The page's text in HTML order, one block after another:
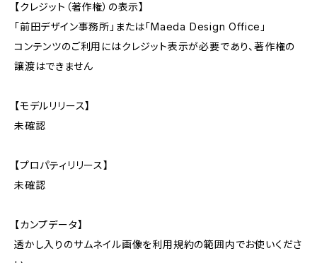
【クレジット（著作権）の表示】
「前田デザイン事務所」または「Maeda Design Office」
コンテンツのご利用にはクレジット表示が必要であり、著作権の
譲渡はできません
【モデルリリース】
未確認
【プロパティリリース】
未確認
【カンプデータ】
透かし入りのサムネイル画像を利用規約の範囲内でお使いくださ